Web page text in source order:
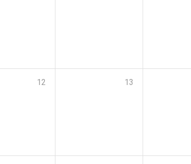
12 13